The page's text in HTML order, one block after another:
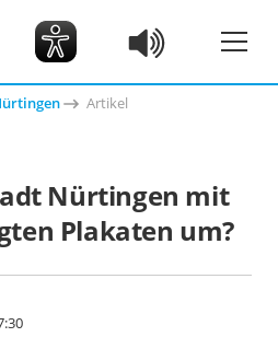
Artikel
Nürtingen mit
Plakaten um?